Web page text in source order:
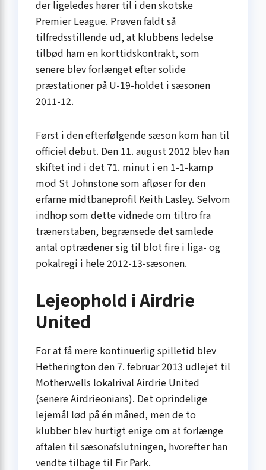
der ligeledes hører til i den skotske
Premier League. Prøven faldt så
tilfredsstillende ud, at klubbens ledelse
tilbød ham en korttidskontrakt, som
senere blev forlænget efter solide
præstationer på U-19-holdet i sæsonen
2011-12.
Først i den efterfølgende sæson kom han til
officiel debut. Den 11. august 2012 blev han
skiftet ind i det 71. minut i en 1-1-kamp
mod St Johnstone som afløser for den
erfarne midtbaneprofil Keith Lasley. Selvom
indhop som dette vidnede om tiltro fra
trænerstaben, begrænsede det samlede
antal optrædener sig til blot fire i liga- og
pokalregi i hele 2012-13-sæsonen.
Lejeophold i Airdrie
United
For at få mere kontinuerlig spilletid blev
Hetherington den 7. februar 2013 udlejet til
Motherwells lokalrival Airdrie United
(senere Airdrieonians). Det oprindelige
lejemål lød på én måned, men de to
klubber blev hurtigt enige om at forlænge
aftalen til sæsonafslutningen, hvorefter han
vendte tilbage til Fir Park.